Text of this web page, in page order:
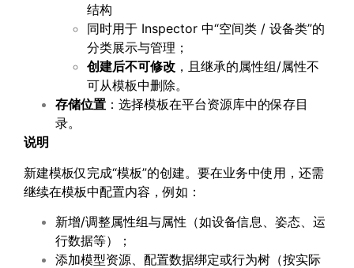
结构
同时用于 Inspector 中“空间类 / 设备类”的
分类展示与管理；
创建后不可修改 ，且继承的属性组/属性不
可从模板中删除。
存储位置 ：选择模板在平台资源库中的保存目
录。
说明
新建模板仅完成“模板”的创建。要在业务中使用，还需
继续在模板中配置内容，例如：
新增/调整属性组与属性（如设备信息、姿态、运
行数据等）；
添加模型资源、配置数据绑定或行为树（按实际